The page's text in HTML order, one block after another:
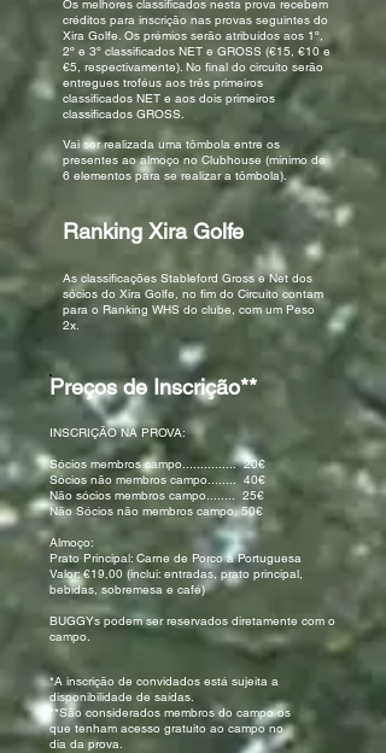
Os melhores classificados nesta prova recebem
créditos para inscrição nas provas seguintes do
Xira Golfe. Os prémios serão atribuídos aos 1º,
2º e 3º classificados NET e GROSS (€15, €10 e
€5, respectivamente). No final do circuito serão
entregues troféus aos três primeiros
classificados NET e aos dois primeiros
classificados GROSS.
Vai ser realizada uma tômbola entre os
presentes ao almoço no Clubhouse (mínimo de
6 elementos para se realizar a tômbola).
Ranking Xira Golfe
As classificações Stableford Gross e Net dos
sócios do Xira Golfe, no fim do Circuito contam
para o Ranking WHS do clube, com um Peso
2x.
Preços de Inscrição**
INSCRIÇÃO NA PROVA:
Sócios membros campo............... 20€
Sócios não membros campo........ 40€
Não sócios membros campo........ 25€
Não Sócios não membros campo. 50€
Almoço:
Prato Principal: Carne de Porco à Portuguesa
Valor: €19,00 (inclui: entradas, prato principal,
bebidas, sobremesa e café)
BUGGYs podem ser reservados diretamente com o
campo.
*A inscrição de convidados está sujeita a
disponibilidade de saídas.
**São considerados membros do campo os
que tenham acesso gratuito ao campo no
dia da prova.